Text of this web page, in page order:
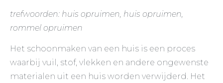
trefwoorden: huis opruimen, huis opruimen,
rommel opruimen
Het schoonmaken van een huis is een proces
waarbij vuil, stof, vlekken en andere ongewenste
materialen uit een huis worden verwijderd. Het